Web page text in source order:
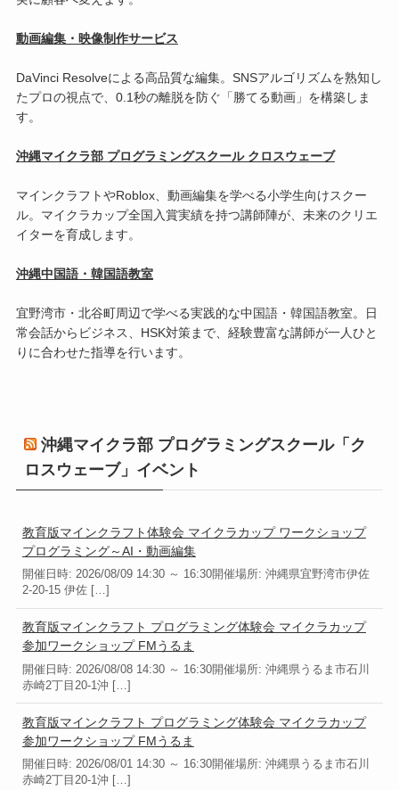
動画編集・映像制作サービス
DaVinci Resolveによる高品質な編集。SNSアルゴリズムを熟知し
たプロの視点で、0.1秒の離脱を防ぐ「勝てる動画」を構築しま
す。
沖縄マイクラ部 プログラミングスクール クロスウェーブ
マインクラフトやRoblox、動画編集を学べる小学生向けスクー
ル。マイクラカップ全国入賞実績を持つ講師陣が、未来のクリエ
イターを育成します。
沖縄中国語・韓国語教室
宜野湾市・北谷町周辺で学べる実践的な中国語・韓国語教室。日
常会話からビジネス、HSK対策まで、経験豊富な講師が一人ひと
りに合わせた指導を行います。
沖縄マイクラ部 プログラミングスクール「ク
ロスウェーブ」イベント
教育版マインクラフト体験会 マイクラカップ ワークショップ
プログラミング～AI・動画編集
開催日時: 2026/08/09 14:30 ～ 16:30開催場所: 沖縄県宜野湾市伊佐
2-20-15 伊佐 […]
教育版マインクラフト プログラミング体験会 マイクラカップ
参加ワークショップ FMうるま
開催日時: 2026/08/08 14:30 ～ 16:30開催場所: 沖縄県うるま市石川
赤崎2丁目20-1沖 […]
教育版マインクラフト プログラミング体験会 マイクラカップ
参加ワークショップ FMうるま
開催日時: 2026/08/01 14:30 ～ 16:30開催場所: 沖縄県うるま市石川
赤崎2丁目20-1沖 […]